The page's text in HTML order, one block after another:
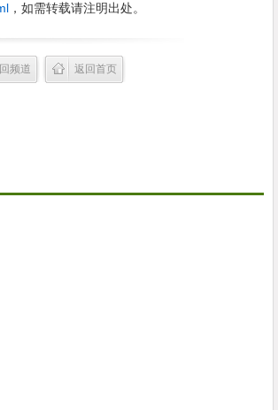
，如需转载请注明出处。
频道 返回首页